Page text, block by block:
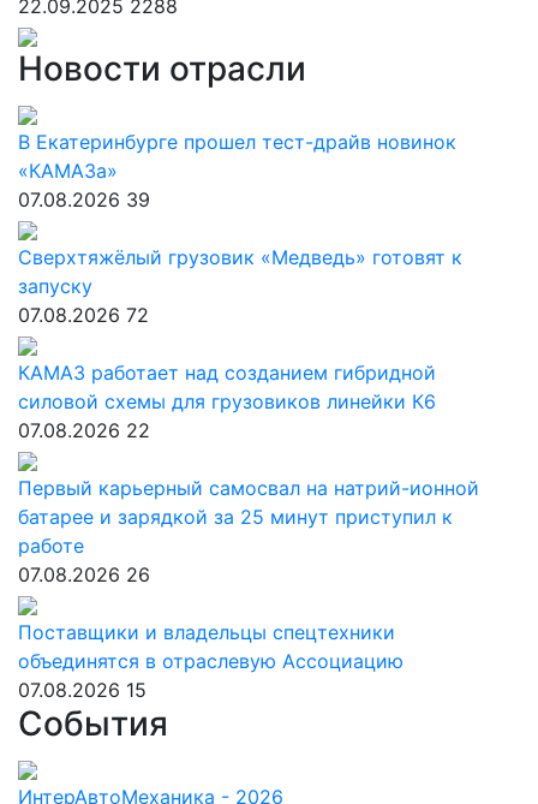
22.09.2025 2288
Новости отрасли
В Екатеринбурге прошел тест-драйв новинок
«КАМАЗа»
07.08.2026 39
Сверхтяжёлый грузовик «Медведь» готовят к
запуску
07.08.2026 72
КАМАЗ работает над созданием гибридной
силовой схемы для грузовиков линейки К6
07.08.2026 22
Первый карьерный самосвал на натрий-ионной
батарее и зарядкой за 25 минут приступил к
работе
07.08.2026 26
Поставщики и владельцы спецтехники
объединятся в отраслевую Ассоциацию
07.08.2026 15
События
ИнтерАвтоМеханика - 2026